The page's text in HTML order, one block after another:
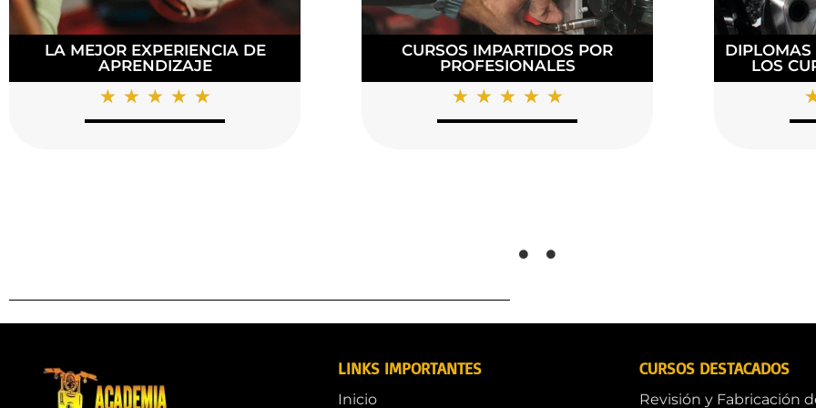
DIPLOMAS DE CERTIFICACIÓN EN
LOS CURSOS FINALIZADOS
☆ ☆ ☆ ☆ ☆
UNA RUTA DE APRENDIZAJE
IDEAL PARA TI
☆ ☆ ☆ ☆ ☆
CLASES
Y
LINKS IMPORTANTES
Inicio
CURSOS DESTACADOS
Revisión y Fabricación